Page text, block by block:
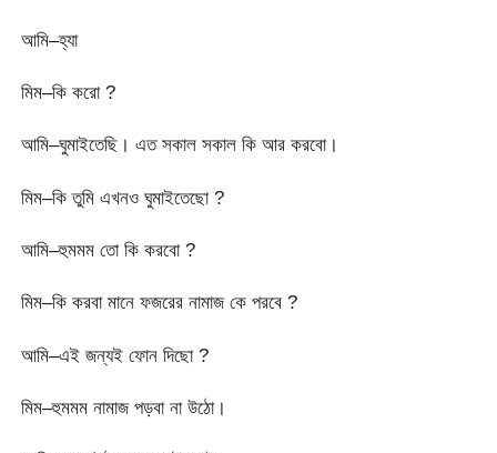
আমি–হ্যা
মিম–কি করো ?
আমি–ঘুমাইতেছি। এত সকাল সকাল কি আর করবো।
মিম–কি তুমি এখনও ঘুমাইতেছো ?
আমি–হুমমম তো কি করবো ?
মিম–কি করবা মানে ফজরের নামাজ কে পরবে ?
আমি–এই জন্যই ফোন দিছো ?
মিম–হুমমম নামাজ পড়বা না উঠো।